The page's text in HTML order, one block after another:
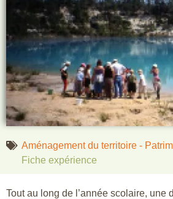
Tout au long de l’année scolaire, une
Aménagement du territoire -
Fiche expérience